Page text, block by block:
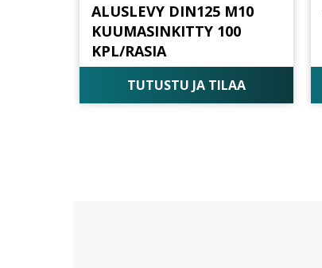
ALUSLEVY DIN125 M10
KUUMASINKITTY 100
KPL/RASIA
TUTUSTU JA TILAA